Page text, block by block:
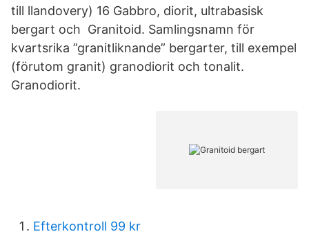
till llandovery) 16 Gabbro, diorit, ultrabasisk
bergart och Granitoid. Samlingsnamn för
kvartsrika ”granitliknande” bergarter, till exempel
(förutom granit) granodiorit och tonalit.
Granodiorit.
Efterkontroll 99 kr